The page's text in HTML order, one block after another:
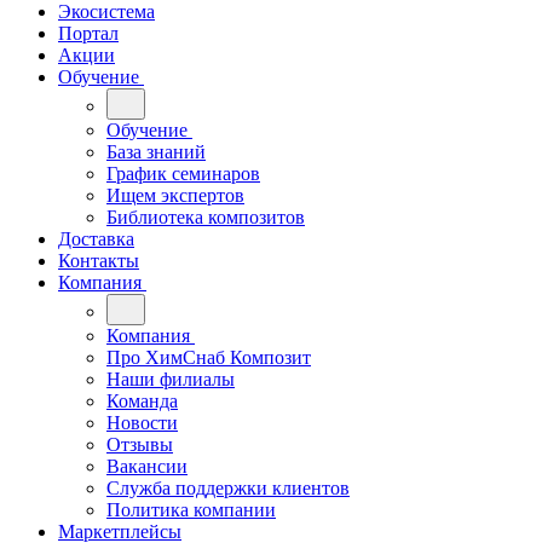
Экосистема
Портал
Акции
Обучение
Обучение
База знаний
График семинаров
Ищем экспертов
Библиотека композитов
Доставка
Контакты
Компания
Компания
Про ХимСнаб Композит
Наши филиалы
Команда
Новости
Отзывы
Вакансии
Служба поддержки клиентов
Политика компании
Маркетплейсы